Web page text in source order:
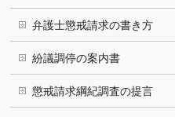
弁護士懲戒請求の書き方
紛議調停の案内書
懲戒請求綱紀調査の提言